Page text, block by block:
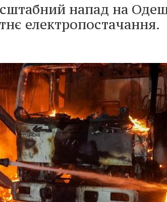
напад на
електропостачання.